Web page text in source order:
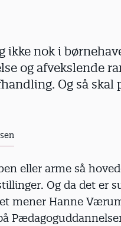
ikke nok i
og afvekslende
Og så
eller arme så
Og da det er
mener Hanne